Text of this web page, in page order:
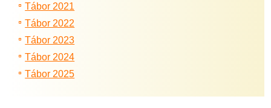
Tábor 2021
Tábor 2022
Tábor 2023
Tábor 2024
Tábor 2025